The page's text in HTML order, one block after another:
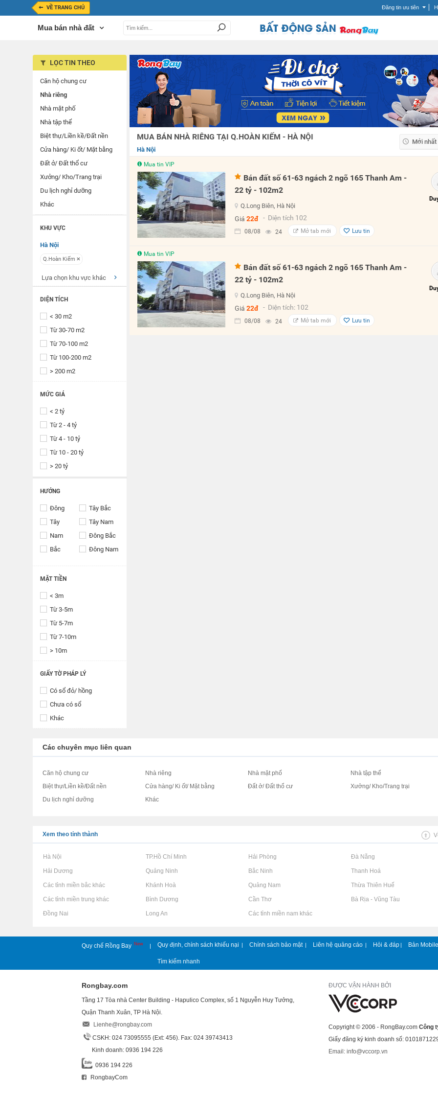
VỀ TRANG CHỦ Đăng tin ưu tiên
Mua bán nhà đất
LỌC TIN THEO
Căn hộ chung cư
Nhà riêng
Nhà mặt phố
Nhà tập thể
Biệt thự/Liền kề/Đất nền
Cửa hàng/ Ki ốt/ Mặt bằng
Đất ở/ Đất thổ cư
Xưởng/ Kho/Trang trại
Du lịch nghỉ dưỡng
Khác
KHU VỰC
Hà Nội
Q.Hoàn Kiếm
Lựa chọn khu vực khác
DIỆN TÍCH
< 30 m2
Từ 30-70 m2
Từ 70-100 m2
Từ 100-200 m2
> 200 m2
MỨC GIÁ
< 2 tỷ
Từ 2 - 4 tỷ
Từ 4 - 10 tỷ
Từ 10 - 20 tỷ
> 20 tỷ
HƯỚNG
Đông
Tây Bắc
Tây
Tây Nam
Nam
Đông Bắc
Bắc
Đông Nam
MẶT TIỀN
< 3m
Từ 3-5m
Từ 5-7m
Từ 7-10m
> 10m
GIẤY TỜ PHÁP LÝ
Có sổ đỏ/ hồng
Chưa có sổ
Khác
MUA BÁN NHÀ RIÊNG TẠI Q.HOÀN KIẾM - HÀ NỘI
Hà Nội
Mới nhất
Giá tăng
Giá
Mua tin VIP
Bán đất số 61-63 ngách 2 ngõ 165 Thanh Am -
22 tỷ - 102m2
Q.Long Biên, Hà Nội
Giá 22đ - Diện tích 102
08/08 24 Mở tab mới Lưu tin
Mua tin VIP
Bán đất số 61-63 ngách 2 ngõ 165 Thanh Am -
22 tỷ - 102m2
Q.Long Biên, Hà Nội
Giá 22đ - Diện tích: 102
08/08 24 Mở tab mới Lưu tin
Các chuyên mục liên quan
Căn hộ chung cư Nhà riêng Nhà mặt phố
Nhà tập thể
Biệt thự/Liền kề/Đất nền
Cửa hàng/ Ki ốt/ Mặt bằng Đất ở/ Đất thổ cư
Xưởng/ Kho/Trang trại
Du lịch nghỉ dưỡng
Khác
Xem theo tỉnh thành
Rao vặt tại Hà Nội Rao vặt tại TP.Hồ Chí Minh Rao vặt tại Hải Phòng Rao vặt tại Đà Nẵng
Rao vặt tại Hải Dương Rao vặt tại Quảng Ninh Rao vặt tại Bắc Ninh Rao vặt tại Thanh Hoá
Rao vặt tại Các tỉnh miền bắc khác Rao vặt tại Khánh Hoà Rao vặt tại Quảng Nam Rao vặt tại Thừa Thiên Huế
Rao vặt tại Các tỉnh miền trung khác Rao vặt tại Bình Dương Rao vặt tại Cần Thơ Rao vặt tại Bà Rịa - Vũng Tàu
Rao vặt tại Đồng Nai Rao vặt tại Long An Rao vặt tại Các tỉnh miền nam khác
Quy chế Rồng Bay New | Quy định, chính sách khiếu nại | Chính sách bảo mật | Liên hệ quảng cáo | Hỏi & đáp | Bản Mobile
Tìm kiếm nhanh
Rongbay.com
Tầng 17 Tòa nhà Center Building - Hapulico Complex, số 1 Nguyễn Huy Tưởng,
Quận Thanh Xuân, TP Hà Nội.
Lienhe@rongbay.com
CSKH: 024 73095555 (Ext: 456). Fax: 024 39743413
Kinh doanh: 0936 194 226
0936 194 226
RongbayCom
ĐƯỢC VẬN HÀNH BỞI
Copyright © 2006 - RongBay.com Công
Giấy đăng ký kinh doanh số:
Email: info@vccorp.vn